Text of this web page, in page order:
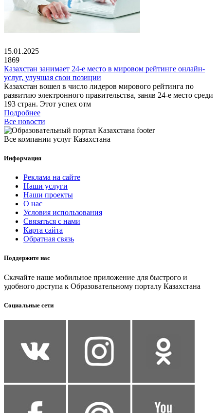
15.01.2025
1869
Казахстан занимает 24-е место в мировом рейтинге онлайн-
услуг, улучшая свои позиции
Казахстан вошел в число лидеров мирового рейтинга по
развитию электронного правительства, заняв 24-е место среди
193 стран. Этот успех отм
Подробнее
Все новости
Все компании услуг Казахстана
Информация
Реклама на сайте
Наши услуги
Наши проекты
О нас
Условия использования
Связаться с нами
Карта сайта
Обратная связь
Поддержите нас
Скачайте наше мобильное приложение для быстрого и
удобного доступа к Образовательному порталу Казахстана
Социальные сети